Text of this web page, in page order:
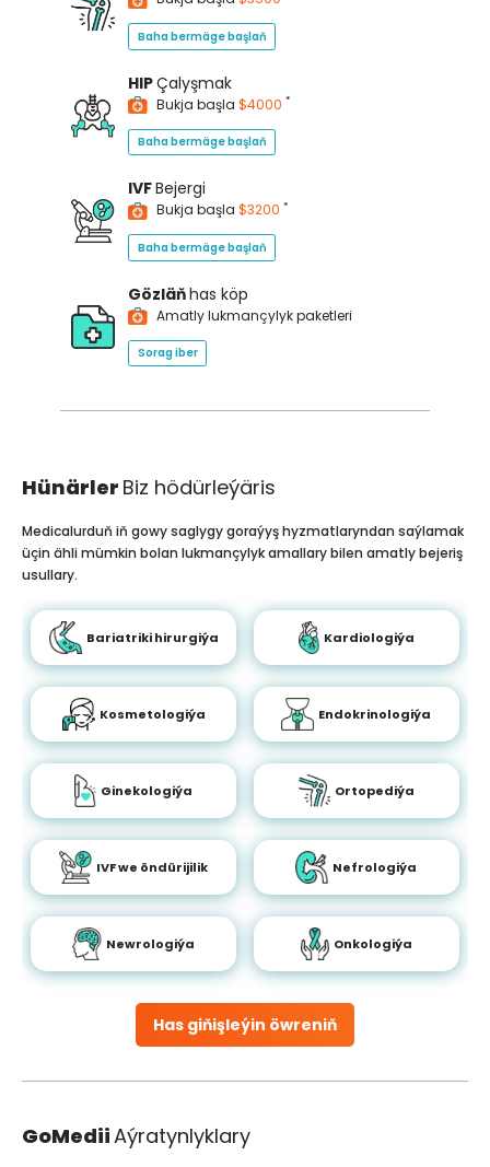
Baha bermäge başlaň
HIPÇalyşmak
Bukja başla $4000 *
Baha bermäge başlaň
IVFBejergi
Bukja başla $3200 *
Baha bermäge başlaň
Gözläňhas köp
Amatly lukmançylyk paketleri
Sorag iber
Hünärler Biz hödürleýäris
Has giňişleýin öwreniň
Medicalurduň iň gowy saglygy goraýyş hyzmatlaryndan saýlamak
üçin ähli mümkin bolan lukmançylyk amallary bilen amatly bejeriş
usullary.
Bariatriki hirurgiýa Kardiologiýa
Kosmetologiýa Endokrinologiýa
Ginekologiýa Ortopediýa
IVF we öndürijilik Nefrologiýa
Newrologiýa Onkologiýa
GoMediiAýratynlyklary